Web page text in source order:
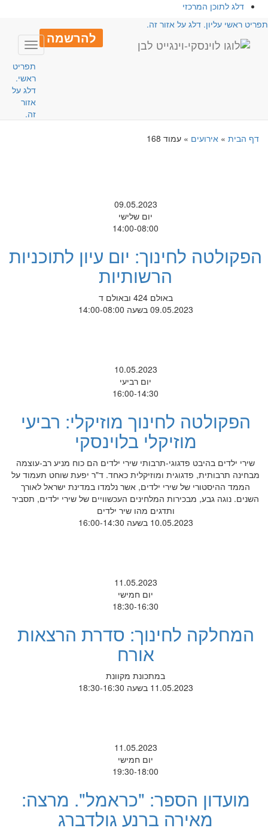
דלג לתוכן המרכזי
ראשי עליון. דלג על אזור זה.
להרשמה
Toggle
תפריט
ראשי.
דלג על
אזור
זה.
דף הבית» אירועים» עמוד 168
09.05.2023
יום שלישי
14:00-08:00
הפקולטה לחינוך: יום עיון לתוכניות
הרשותיות
באולם 424 ובאולם ד
09.05.2023 בשעה 14:00-08:00
10.05.2023
יום רביעי
16:00-14:30
הפקולטה לחינוך מוזיקלי: רביעי
מוזיקלי בלוינסקי
שירי ילדים בהיבט פדגוגי-תרבותי שירי ילדים הם כוח מניע רב-עוצמה
מבחינה תרבותית, פדגוגית ומוזיקלית כאחד. ד"ר יפעת שוחט תעמוד על
הממד ההיסטורי של שירי ילדים, אשר נלמדו במדינת ישראל לאורך
השנים. נוגה גבע, מבכירות המלחינים העכשוויים של שירי ילדים, תסביר
ותדגים מהו שיר ילדים
10.05.2023 בשעה 16:00-14:30
11.05.2023
יום חמישי
18:30-16:30
המחלקה לחינוך: סדרת הרצאות
אורח
במתכונת מקוונת
11.05.2023 בשעה 18:30-16:30
11.05.2023
יום חמישי
19:30-18:00
מועדון הספר: "כראמל". מרצה:
מאירה ברנע גולדברג